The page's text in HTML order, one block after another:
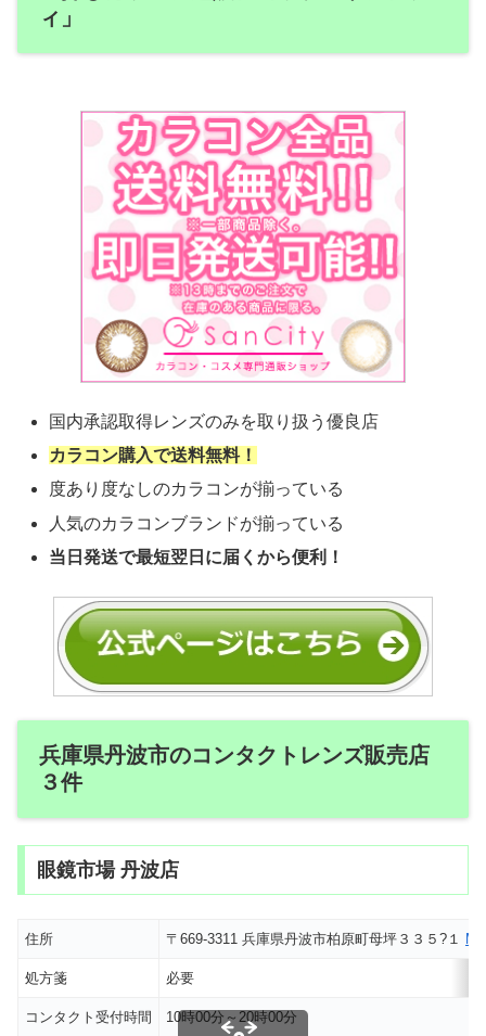
ィ」
国内承認取得レンズのみを取り扱う優良店
カラコン購入で送料無料！
度あり度なしのカラコンが揃っている
人気のカラコンブランドが揃っている
当日発送で最短翌日に届くから便利！
兵庫県丹波市のコンタクトレンズ販売店
３件
眼鏡市場 丹波店
住所 〒669-3311 兵庫県丹波市柏原町母坪３３５?１
処方箋 必要
コンタクト受付時間 10時00分～20時00分